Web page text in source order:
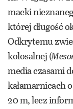
macki
której długość
Odkrytemu
kolosalnej (
media czasami
kałamarnicach
20 m, lecz